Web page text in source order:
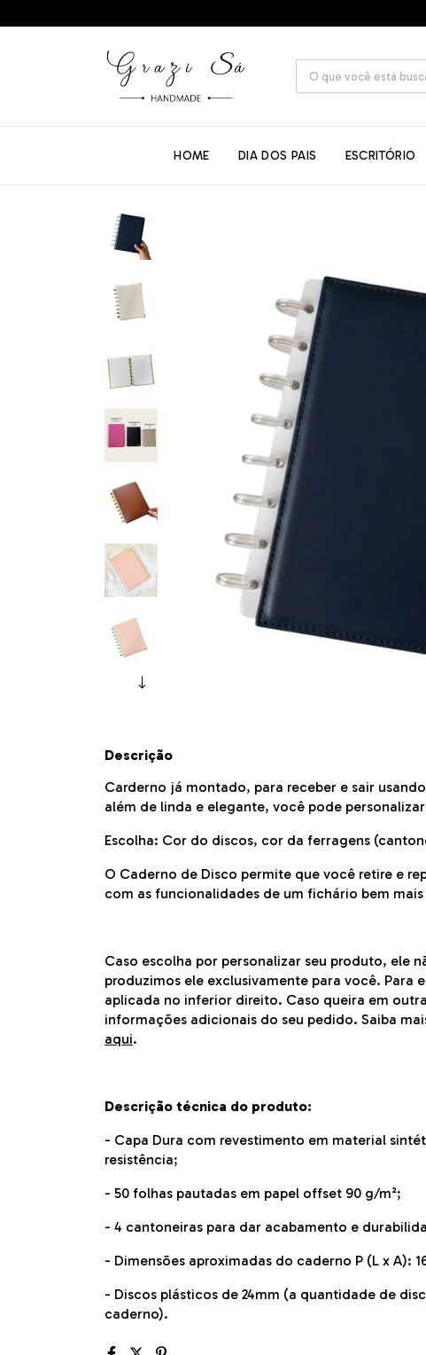
HOME DIA DOS PAIS ESCRITÓRIO
Descrição
Carderno já montado, para receber e sair
além de linda e elegante, você pode
Escolha: Cor do discos, cor da ferragens
O Caderno de Disco permite que você retire e
com as funcionalidades de um fichário bem
Caso escolha por personalizar seu produto, ele
produzimos ele exclusivamente para você. Para
aplicada no inferior direito. Caso queira em
informações adicionais do seu pedido. Saiba
aqui.
Descrição técnica do produto:
- Capa Dura com revestimento em material
resistência;
- 50 folhas pautadas em papel offset 90 g/m²;
- 4 cantoneiras para dar acabamento e
- Dimensões aproximadas do caderno P (L x A):
- Discos plásticos de 24mm (a quantidade de
caderno).